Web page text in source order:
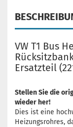
VW T1 Bus
Ersatzteil
Stellen Sie die
wieder her!
Dies ist eine
Heizungsrohres,